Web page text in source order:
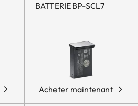
BATTERIE BP-SCL7
Acheter maintenant